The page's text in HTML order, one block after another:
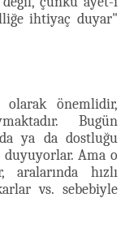
ihtiyaç duyar"
olarak önemlidir,
Bugün
ya da dostluğu
Ama o
hızlı
vs. sebebiyle